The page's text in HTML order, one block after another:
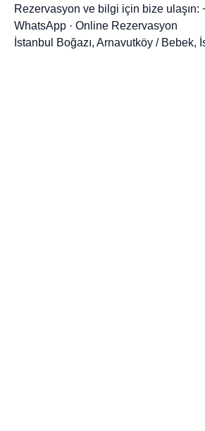
Rezervasyon ve bilgi için bize ulaşın:
WhatsApp · Online Rezervasyon
İstanbul Boğazı, Arnavutköy / Bebek,